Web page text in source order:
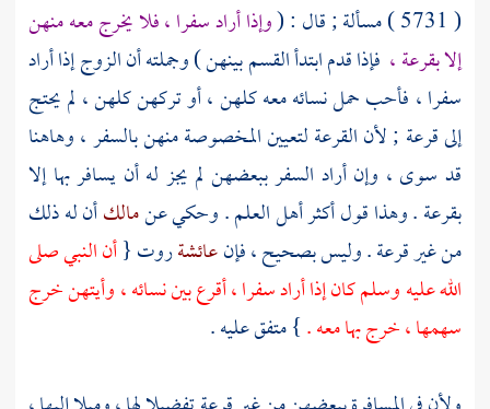
( 5731 ) مسألة ; قال : (
وإذا أراد سفرا ، فلا يخرج معه منهن
إلا بقرعة ، فإذا قدم ابتدأ القسم بينهن ) وجملته أن الزوج إذا أراد
سفرا ، فأحب حمل نسائه معه كلهن ، أو تركهن كلهن ، لم يحتج
إلى قرعة ; لأن القرعة لتعيين المخصوصة منهن بالسفر ، وهاهنا
قد سوى ، وإن أراد السفر ببعضهن لم يجز له أن يسافر بها إلا
بقرعة . وهذا قول أكثر أهل العلم . وحكي عنمالكأن له ذلك
من غير قرعة . وليس بصحيح ، فإنعائشةروت {أن النبي صلى
الله عليه وسلم كان إذا أراد سفرا ، أقرع بين نسائه ، وأيتهن خرج
سهمها ، خرج بها معه .} متفق عليه .